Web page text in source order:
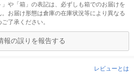
や「箱」の表記は、必ずしも箱でのお届けを
お届け形態は倉庫の在庫状況等により異なる
了承ください。
報の誤りを報告する
レビューとは